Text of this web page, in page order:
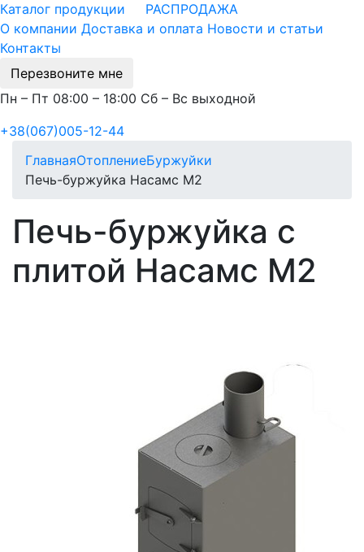
Каталог продукции
РАСПРОДАЖА
О компании Доставка и оплата Новости и статьи
Контакты
Перезвоните мне
Пн – Пт 08:00 – 18:00 Сб – Вс выходной
+38(067)005-12-44
ГлавнаяОтоплениеБуржуйки
Печь-буржуйка Насамс М2
Печь-буржуйка с
плитой Насамс М2